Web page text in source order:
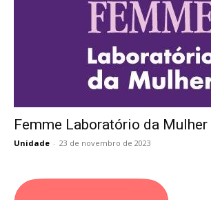
Femme Laboratório da Mulher
Unidade - 23 de novembro de 2023